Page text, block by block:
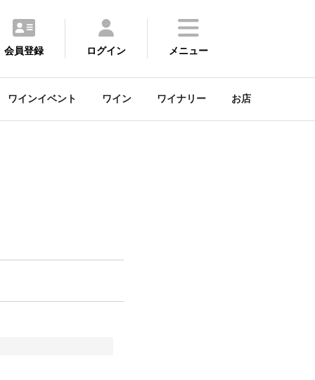
会員登録 ログイン メニュー
ワインイベント ワイン ワイナリー お店